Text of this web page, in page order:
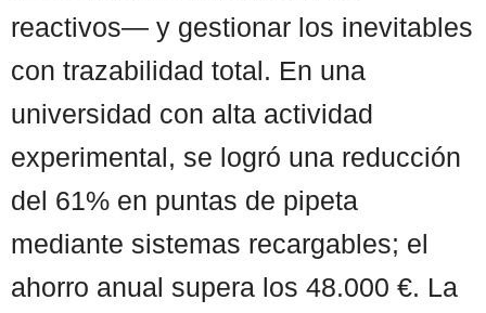
reactivos— y gestionar los inevitables
con trazabilidad total. En una
universidad con alta actividad
experimental, se logró una reducción
del 61% en puntas de pipeta
mediante sistemas recargables; el
ahorro anual supera los 48.000 €. La